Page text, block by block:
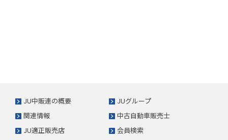
JU中販連の概要
JUグループ
関連情報
中古自動車販売士
JU適正販売店
会員検索